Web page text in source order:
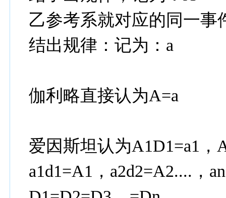
乙参考系就对应的同一事
结出规律：记为：a
伽利略直接认为A=a
爱因斯坦认为A1D1=a1，
a1d1=A1，a2d2=A2....，